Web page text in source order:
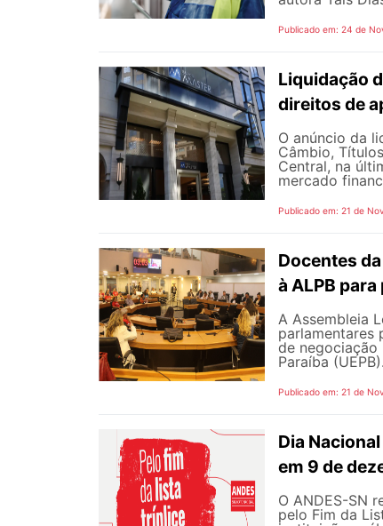
Publicado em: 24 de
Liquidação
direitos de
O anúncio da
Câmbio,
Central, na
mercado
Publicado em: 21 de
Docentes
à ALPB
A Assembleia
parlamentares
de negociação
Paraíba
Publicado em: 21 de
Dia
em 9 de
O ANDES-SN
pelo Fim da